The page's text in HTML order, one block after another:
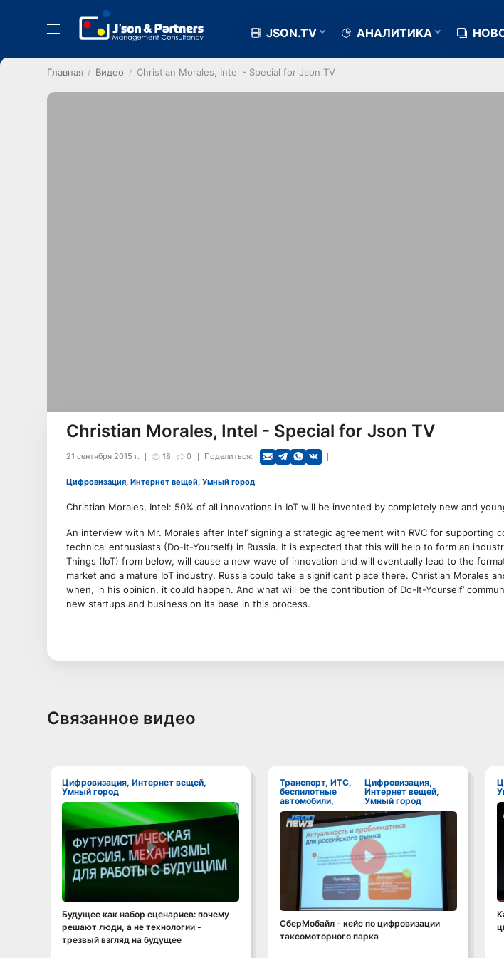
JSON.TV АНАЛИТИКА
Главная Видео Christian Morales, Intel - Special for Json TV
Christian Morales, Intel - Special for Json TV
18 0
21 сентября 2015 г. Поделиться:
Цифровизация, Интернет вещей, Умный город
Christian Morales, Intel: 50% of all innovations in IoT will be invented by completely new and
An interview with Mr. Morales after Intel’ signing a strategic agreement with RVC for supporting
technical enthusiasts (Do-It-Yourself) in Russia. It is expected that this will help to form an
Things (IoT) from below, will cause a new wave of innovation and will eventually lead to the
market and a mature IoT industry. Russia could take a significant place there. Christian Morales
when, in his opinion, it could happen. And what will be the contribution of Do-It-Yourself’
new startups and business on its base in this process.
Связанное видео
Цифровизация, Интернет вещей,
Умный город
Смотреть видео
Будущее как набор сценариев: почему
решают люди, а не технологии -
трезвый взгляд на будущее
Транспорт, ИТС,
беспилотные
автомобили,
Цифровизация,
Интернет вещей,
Умный город
Смотреть видео
СберМобайл - кейс по цифровизации
таксомоторного парка
Цифровизация, Интернет вещей,